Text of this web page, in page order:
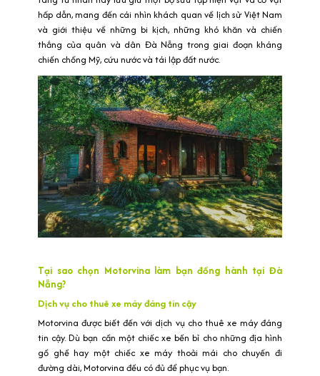
hấp dẫn, mang đến cái nhìn khách quan về lịch sử Việt Nam
và giới thiệu về những bi kịch, những khó khăn và chiến
thắng của quân và dân Đà Nẵng trong giai đoạn kháng
chiến chống Mỹ, cứu nước và tái lập đất nước.
Tại sao chọn Motorvina làm bạn đồng hành tại Đà
Nẵng?
Dịch vụ cho thuê xe máy đáng tin cậy
Motorvina được biết đến với dịch vụ cho thuê xe máy đáng
tin cậy. Dù bạn cần một chiếc xe bền bỉ cho những địa hình
gồ ghề hay một chiếc xe máy thoải mái cho chuyến đi
đường dài, Motorvina đều có đủ để phục vụ bạn.